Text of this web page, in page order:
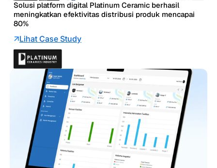
Solusi platform digital Platinum Ceramic berhasil
meningkatkan efektivitas distribusi produk mencapai
80%
Lihat Case Study